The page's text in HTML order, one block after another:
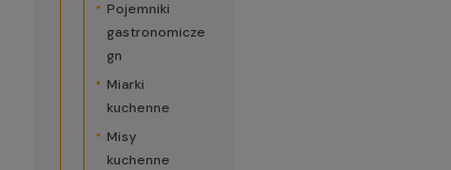
Pojemniki
gastronomicze
gn
Miarki
kuchenne
Misy
kuchenne